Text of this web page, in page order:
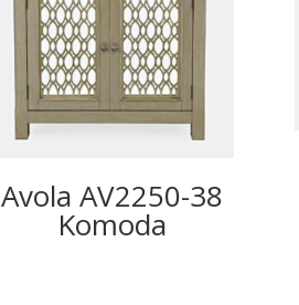
Avola AV2250-38
Komoda